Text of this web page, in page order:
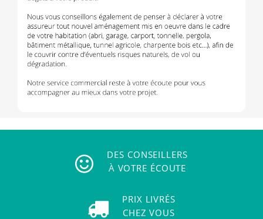
DES CONSEILLERS
À VOTRE ÉCOUTE
PRIX LIVRÉS
CHEZ VOUS